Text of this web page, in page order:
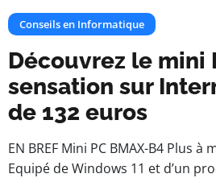
Conseils en Informatique
Découvrez le mini
sensation sur
de 132 euros
EN BREF Mini PC BMAX-B4 Plus à
Equipé de Windows 11 et d’un